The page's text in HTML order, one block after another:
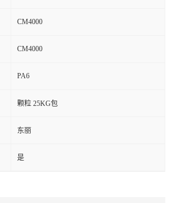
CM4000
CM4000
PA6
颗粒 25KG包
东丽
是